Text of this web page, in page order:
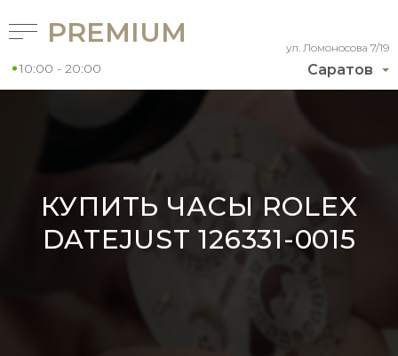
Саратов
ул. Ломоносова 7/19
PREMIUM
10:00 - 20:00
КУПИТЬ ЧАСЫ ROLEX
DATEJUST 126331-0015